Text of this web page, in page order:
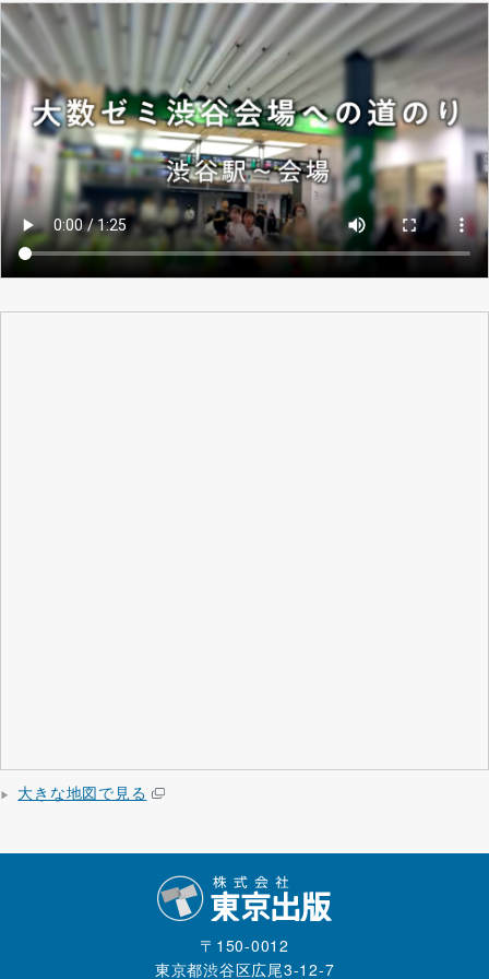
▶ 大きな地図で見る
〒150-0012
東京都渋谷区広尾3-12-7